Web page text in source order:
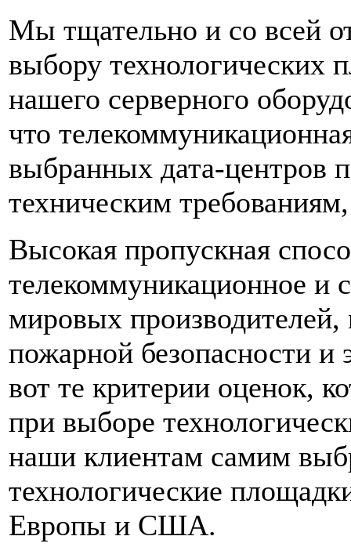
Мы тщательно и со всей
выбору технологических
нашего серверного
что
выбранных дата-центров
техническим
Высокая пропускная
телекоммуникационное и
мировых производителей,
пожарной безопасности
вот те критерии оценок,
при выборе
наши клиентам самим
технологические
Европы и США.